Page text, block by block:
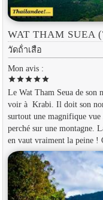
WAT THAM SUEA
วัดถ้ําเสือ
Mon avis :
starstarstarstarstar
Le Wat Tham Seua de son
voir à Krabi. Il doit son
surtout une magnifique
perché sur une montagne.
en vaut vraiment la peine !